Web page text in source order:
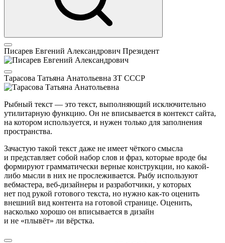
Писарев Евгений Александрович Президент
Тарасова Татьяна Анатольевна ЗТ СССР
Рыбный текст — это текст, выполняющий исключительно
утилитарную функцию. Он не вписывается в контекст сайта,
на котором используется, и нужен только для заполнения
пространства.
Зачастую такой текст даже не имеет чёткого смысла
и представляет собой набор слов и фраз, которые вроде бы
формируют грамматически верные конструкции, но какой-
либо мысли в них не прослеживается. Рыбу используют
вебмастера, веб-дизайнеры и разработчики, у которых
нет под рукой готового текста, но нужно как-то оценить
внешний вид контента на готовой странице. Оценить,
насколько хорошо он вписывается в дизайн
и не «плывёт» ли вёрстка.